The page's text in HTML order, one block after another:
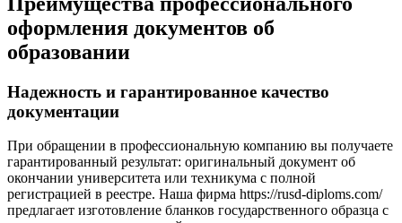
оформления документов об
образовании
Надежность и гарантированное качество
документации
При обращении в профессиональную компанию вы получаете
гарантированный результат: оригинальный документ об
окончании университета или техникума с полной
регистрацией в реестре. Наша фирма https://rusd-diploms.com/
предлагает изготовление бланков государственного образца с